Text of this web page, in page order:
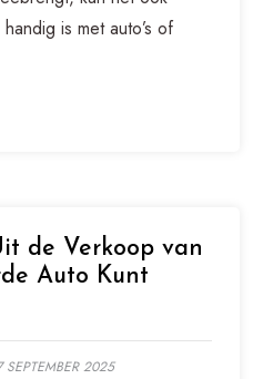
is met auto’s of
de Verkoop van
Auto Kunt
SEPTEMBER 2025